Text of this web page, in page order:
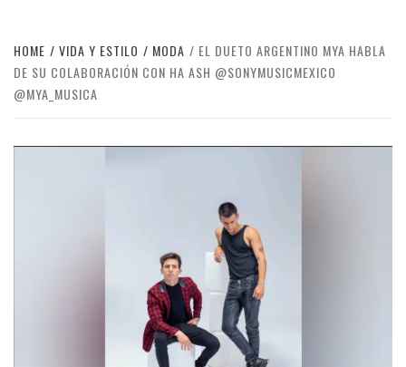
HOME VIDA Y ESTILO MODA
EL DUETO ARGENTINO MYA HABLA
DE SU COLABORACIÓN CON HA ASH @SONYMUSICMEXICO
@MYA_MUSICA